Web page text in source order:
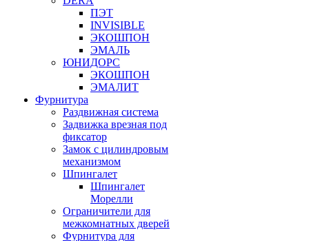
ПЭТ
INVISIBLE
ЭКОШПОН
ЭМАЛЬ
ЮНИДОРС
ЭКОШПОН
ЭМАЛИТ
Фурнитура
Раздвижная система
Задвижка врезная под
фиксатор
Замок с цилиндровым
механизмом
Шпингалет
Шпингалет
Морелли
Ограничители для
межкомнатных дверей
Фурнитура для